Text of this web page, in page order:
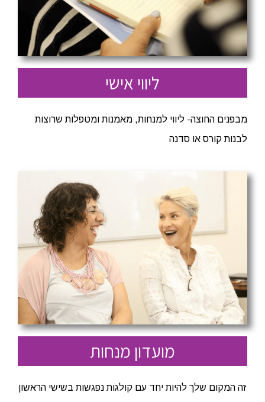
ליווי אישי
מבפנים החוצה- ליווי למנחות, מאמנות ומטפלות שרוצות
לבנות קורס או סדנה
מועדון מנחות
זה המקום שלך להיות יחד עם קולגות נפגשות בשישי הראשון